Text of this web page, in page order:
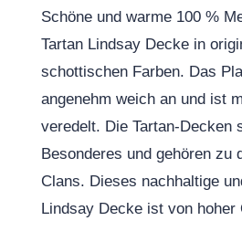
Schöne und warme 100 %
Tartan Lindsay Decke in
schottischen Farben. Das
angenehm weich an und ist
veredelt. Die Tartan-Decken
Besonderes und gehören zu
Clans. Dieses nachhaltige
Lindsay Decke ist von hoher